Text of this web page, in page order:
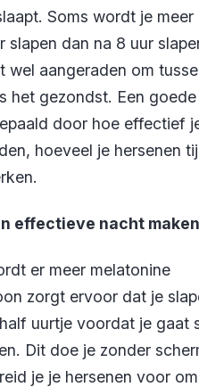
Soms wordt je meer
slapen dan na 8 uur
wel aangeraden om
het gezondst. Een goede
door hoe effectief
hoeveel je hersenen
effectieve nacht
er meer melatonine
zorgt ervoor dat je
uurtje voordat je gaat
Dit doe je zonder
je je hersenen voor